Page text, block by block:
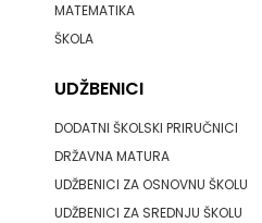
BEGEN
NAKLADA
MATE
MATEMATIKA
ŠKOLA
UDŽBENICI
DODATNI ŠKOLSKI PRIRUČNICI
DRŽAVNA MATURA
UDŽBENICI ZA OSNOVNU ŠKOLU
UDŽBENICI ZA SREDNJU ŠKOLU